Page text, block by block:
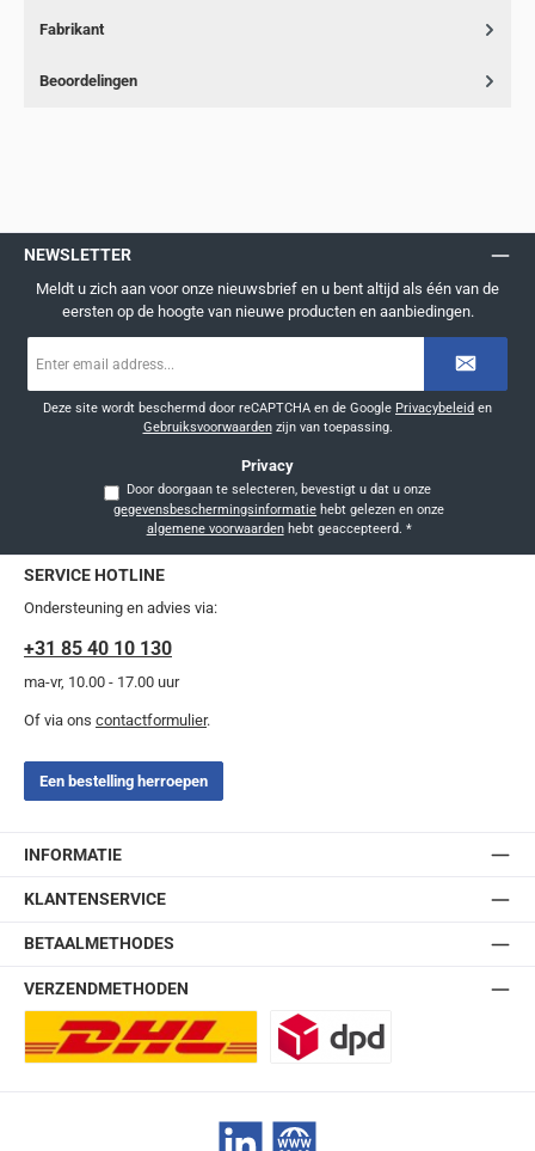
Fabrikant
Beoordelingen
NEWSLETTER
Meldt u zich aan voor onze nieuwsbrief en u bent altijd als één van de
eersten op de hoogte van nieuwe producten en aanbiedingen.
mailadres
Deze site wordt beschermd door reCAPTCHA en de Google Privacybeleid en
Gebruiksvoorwaardenzijn van toepassing.
Privacy
Door doorgaan te selecteren, bevestigt u dat u onze
gegevensbeschermingsinformatie
algemene voorwaardenhebt geaccepteerd. *
SERVICE HOTLINE
Ondersteuning en advies via:
+31 85 40 10 130
ma-vr, 10.00 - 17.00 uur
Of via ons contactformulier.
Een bestelling herroepen
INFORMATIE
KLANTENSERVICE
BETAALMETHODES
VERZENDMETHODEN